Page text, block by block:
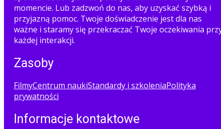
momencie. Lub zadzwoń do nas, aby uzyskać szybką i
przyjazną pomoc. Twoje doświadczenie jest dla nas
ważne i staramy się przekraczać Twoje oczekiwania
każdej interakcji.
Zasoby
FilmyCentrum naukiStandardy i szkoleniaPolityka
prywatności
Informacje kontaktowe